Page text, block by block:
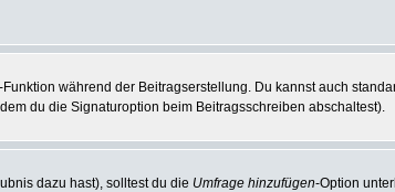
-Funktion während der Beitragserstellung. Du kannst auch
du die Signaturoption beim Beitragsschreiben abschaltest).
dazu hast), solltest du die Umfrage hinzufügen-Option